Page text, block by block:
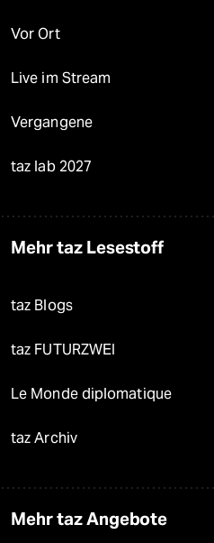
Vor Ort
Live im Stream
Vergangene
taz lab 2027
Mehr taz Lesestoff
taz Blogs
taz FUTURZWEI
Le Monde diplomatique
taz Archiv
Mehr taz Angebote